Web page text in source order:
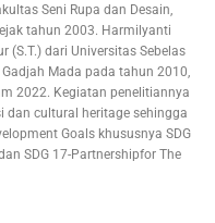
Seni Rupa dan Desain,
tahun 2003. Harmilyanti
(S.T.) dari Universitas Sebelas
Mada pada tahun 2010,
2022. Kegiatan penelitiannya
dan cultural heritage sehingga
Goals khususnya SDG
SDG 17-Partnershipfor The